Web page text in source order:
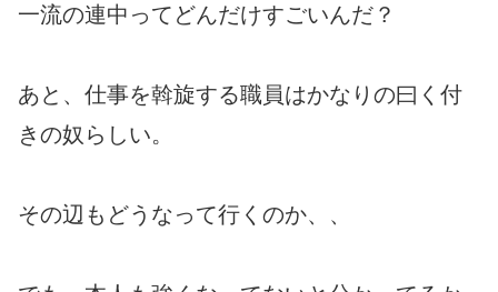
一流の連中ってどんだけすごいんだ？
あと、仕事を斡旋する職員はかなりの曰く付
きの奴らしい。
その辺もどうなって行くのか、、